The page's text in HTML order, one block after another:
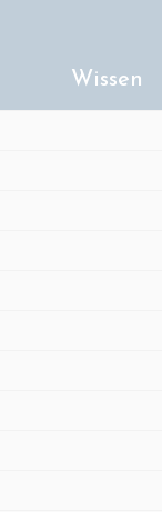
Wissen